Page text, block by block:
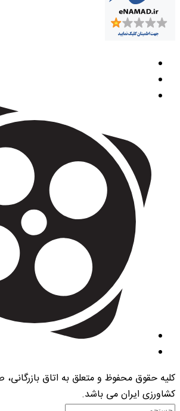
کلیه حقوق محفوظ و متعلق به اتاق بازرگانی،
کشاورزی ایران می باشد.